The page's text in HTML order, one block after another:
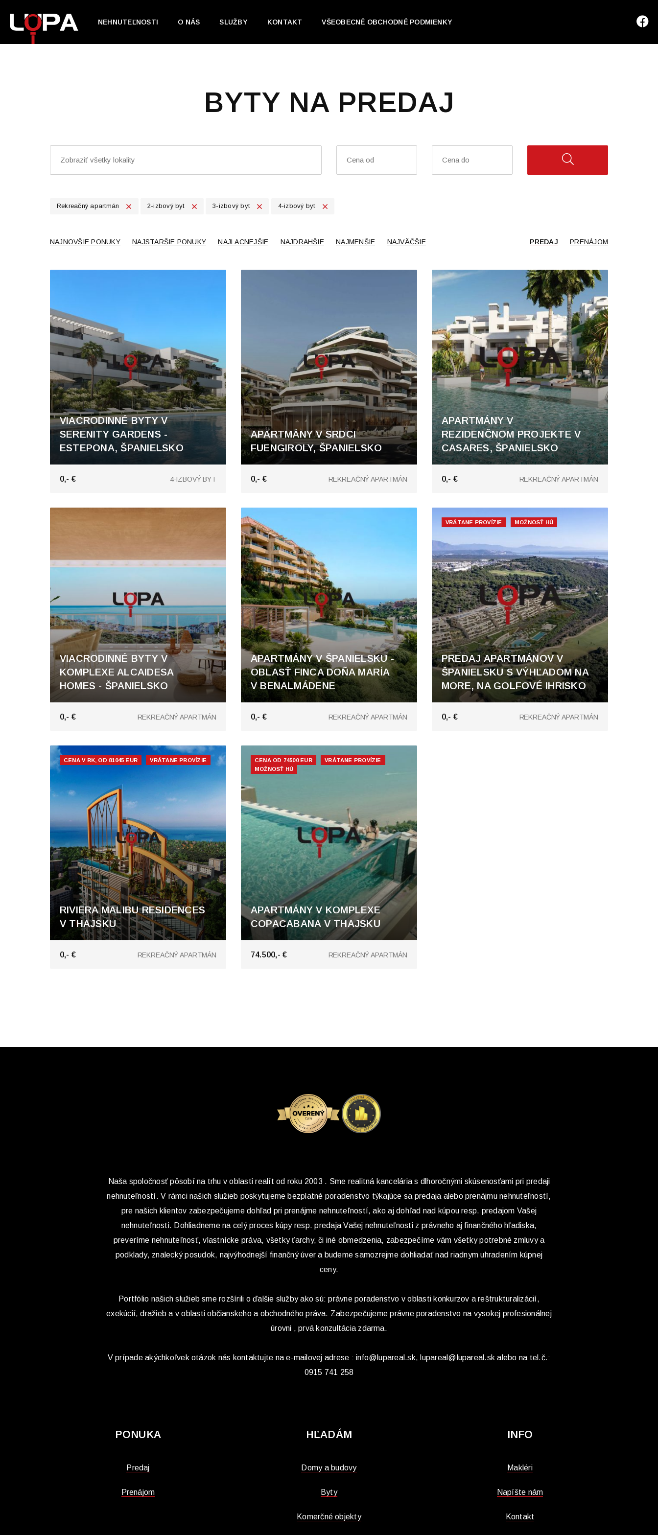
NEHNUTEĽNOSTI O NÁS SLUŽBY KONTAKT VŠEOBECNÉ OBCHODNÉ PODMIENKY
BYTY NA PREDAJ
Rekreačný apartmán 2-izbový byt 3-izbový byt 4-izbový byt
NAJNOVŠIE PONUKY NAJSTARŠIE PONUKY NAJLACNEJŠIE NAJDRAHŠIE NAJMENŠIE NAJVÄČŠIE PREDAJ PRENÁJOM
VIACRODINNÉ BYTY V
SERENITY GARDENS -
ESTEPONA, ŠPANIELSKO
Comarca
4-IZBOVÝ BYT
0,- €
APARTMÁNY V SRDCI
FUENGIROLY, ŠPANIELSKO
Fuengirola
REKREAČNÝ APARTMÁN
0,- €
APARTMÁNY V
REZIDENČNOM PROJEKTE V
CASARES, ŠPANIELSKO
REKREAČNÝ APARTMÁN
0,- €
VIACRODINNÉ BYTY V
KOMPLEXE ALCAIDESA
HOMES - ŠPANIELSKO
REKREAČNÝ APARTMÁN
0,- €
APARTMÁNY V ŠPANIELSKU -
OBLASŤ FINCA DOÑA MARÍA
V BENALMÁDENE
Finca Doña María, Benalmádena
REKREAČNÝ APARTMÁN
0,- €
VRÁTANE PROVÍZIE MOŽNOSŤ HÚ
PREDAJ APARTMÁNOV V
ŠPANIELSKU S VÝHĽADOM NA
MORE, NA GOLFOVÉ IHRISKO
Costa del Sol
REKREAČNÝ APARTMÁN
0,- €
CENA V RK, OD 81045 EUR VRÁTANE PROVÍZIE
RIVIERA MALIBU RESIDENCES
V THAJSKU
Pattaya
REKREAČNÝ APARTMÁN
0,- €
CENA OD 74500 EUR
VRÁTANE PROVÍZIE
MOŽNOSŤ HÚ
APARTMÁNY V KOMPLEXE
COPACABANA V THAJSKU
Pattaya, Pattaya
REKREAČNÝ APARTMÁN
74.500,- €
Naša spoločnosť pôsobí na trhu v oblasti realít od roku 2003 . Sme realitná kancelária s dlhoročnými skúsenosťami pri predaji
nehnuteľností. V rámci našich služieb poskytujeme bezplatné poradenstvo týkajúce sa predaja alebo prenájmu nehnuteľností,
pre našich klientov zabezpečujeme dohľad pri prenájme nehnuteľností, ako aj dohľad nad kúpou resp. predajom Vašej
nehnuteľnosti. Dohliadneme na celý proces kúpy resp. predaja Vašej nehnuteľnosti z právneho aj finančného hľadiska,
preveríme nehnuteľnosť, vlastnícke práva, všetky ťarchy, či iné obmedzenia, zabezpečíme vám všetky potrebné zmluvy a
podklady, znalecký posudok, najvýhodnejší finančný úver a budeme samozrejme dohliadať nad riadnym uhradením kúpnej
ceny.
Portfólio našich služieb sme rozšírili o ďalšie služby ako sú: právne poradenstvo v oblasti konkurzov a reštrukturalizácií,
exekúcií, dražieb a v oblasti občianskeho a obchodného práva. Zabezpečujeme právne poradenstvo na vysokej profesionálnej
úrovni , prvá konzultácia zdarma.
V prípade akýchkoľvek otázok nás kontaktujte na e-mailovej adrese : info@lupareal.sk, lupareal@lupareal.sk alebo na tel.č.:
0915 741 258
PONUKA
Predaj
Prenájom
HĽADÁM
Domy a budovy
Byty
Komerčné objekty
INFO
Makléri
Napíšte nám
Kontakt